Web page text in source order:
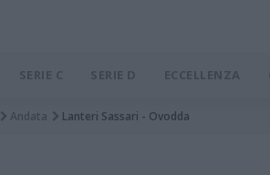
SERIE C SERIE D ECCELLENZA
Andata Lanteri Sassari - Ovodda